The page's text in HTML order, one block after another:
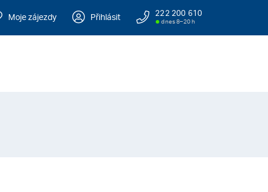
Moje zájezdy Přihlásit 222 200 610
dnes 8–20 h